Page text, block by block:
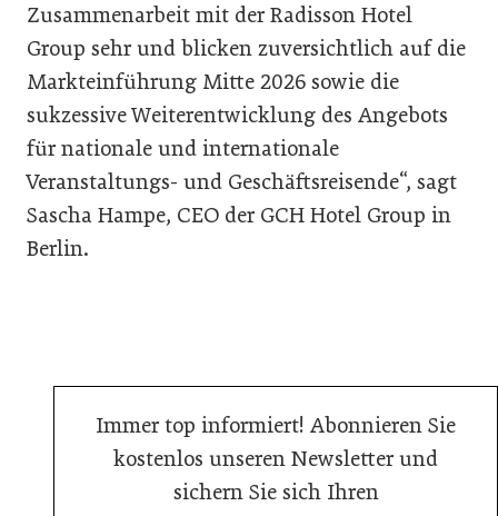
Zusammenarbeit mit der Radisson Hotel
Group sehr und blicken zuversichtlich auf die
Markteinführung Mitte 2026 sowie die
sukzessive Weiterentwicklung des Angebots
für nationale und internationale
Veranstaltungs- und Geschäftsreisende“, sagt
Sascha Hampe, CEO der GCH Hotel Group in
Berlin.
Immer top informiert! Abonnieren Sie
kostenlos unseren Newsletter und
sichern Sie sich Ihren